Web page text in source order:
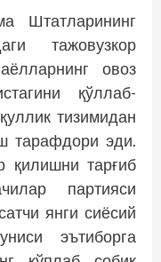
Штатларининг
тажовузкор
овоз
қўллаб-
тизимидан
тарафдори эди.
қилишни тарғиб
партияси
янги сиёсий
эътиборга